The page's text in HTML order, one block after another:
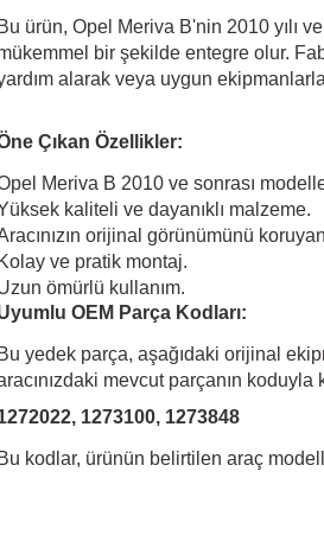
Bu ürün, Opel Meriva B'nin 2010 yılı
bir şekilde entegre olur.
alarak veya uygun
Çıkan Özellikler:
Meriva B 2010 ve sonrası
kaliteli ve dayanıklı malzeme.
orijinal görünümünü
Kolay ve pratik montaj.
ömürlü kullanım.
OEM Parça Kodları:
Bu yedek parça, aşağıdaki orijinal
mevcut parçanın koduyla
1273100, 1273848
Bu kodlar, ürünün belirtilen araç